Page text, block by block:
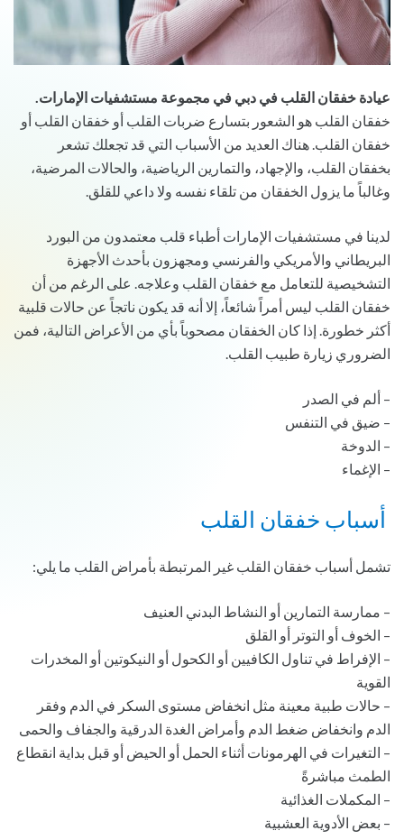
عيادة خفقان القلب في دبي في مجموعة مستشفيات الإمارات.
خفقان القلب هو الشعور بتسارع ضربات القلب أو خفقان القلب أو
خفقان القلب. هناك العديد من الأسباب التي قد تجعلك تشعر
بخفقان القلب، والإجهاد، والتمارين الرياضية، والحالات المرضية،
وغالباً ما يزول الخفقان من تلقاء نفسه ولا داعي للقلق.
لدينا في مستشفيات الإمارات أطباء قلب معتمدون من البورد
البريطاني والأمريكي والفرنسي ومجهزون بأحدث الأجهزة
التشخيصية للتعامل مع خفقان القلب وعلاجه. على الرغم من أن
خفقان القلب ليس أمراً شائعاً، إلا أنه قد يكون ناتجاً عن حالات قلبية
أكثر خطورة. إذا كان الخفقان مصحوباً بأي من الأعراض التالية، فمن
الضروري زيارة طبيب القلب.
– ألم في الصدر
– ضيق في التنفس
– الدوخة
– الإغماء
أسباب خفقان القلب
تشمل أسباب خفقان القلب غير المرتبطة بأمراض القلب ما يلي:
– ممارسة التمارين أو النشاط البدني العنيف
– الخوف أو التوتر أو القلق
– الإفراط في تناول الكافيين أو الكحول أو النيكوتين أو المخدرات
القوية
– حالات طبية معينة مثل انخفاض مستوى السكر في الدم وفقر
الدم وانخفاض ضغط الدم وأمراض الغدة الدرقية والجفاف والحمى
– التغيرات في الهرمونات أثناء الحمل أو الحيض أو قبل بداية انقطاع
الطمث مباشرةً
– المكملات الغذائية
– بعض الأدوية العشبية